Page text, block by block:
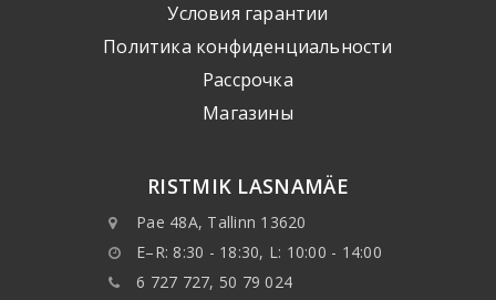
Условия гарантии
Политика конфиденциальности
Рассрочка
Mагазины
RISTMIK LASNAMÄE
Pae 48A, Tallinn 13620
E–R: 8:30 - 18:30, L: 10:00 - 14:00
6 727 727, 50 79 024